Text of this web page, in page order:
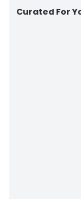
Curated For